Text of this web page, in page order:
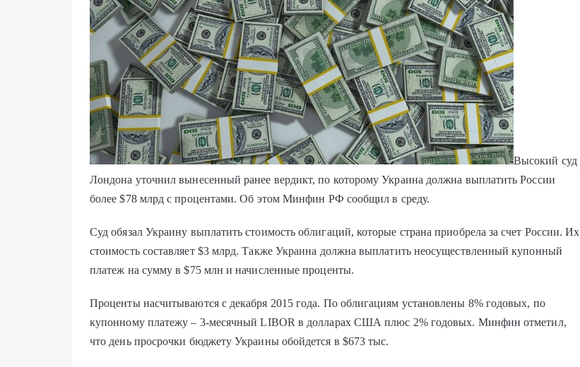
Высокий суд
Лондона уточнил вынесенный ранее вердикт, по которому Украина должна выплатить России
более $78 млрд с процентами. Об этом Минфин РФ сообщил в среду.
Суд обязал Украину выплатить стоимость облигаций, которые страна приобрела за счет России. Их
стоимость составляет $3 млрд. Также Украина должна выплатить неосуществленный купонный
платеж на сумму в $75 млн и начисленные проценты.
Проценты насчитываются с декабря 2015 года. По облигациям установлены 8% годовых, по
купонному платежу – 3-месячный LIBOR в долларах США плюс 2% годовых. Минфин отметил,
что день просрочки бюджету Украины обойдется в $673 тыс.